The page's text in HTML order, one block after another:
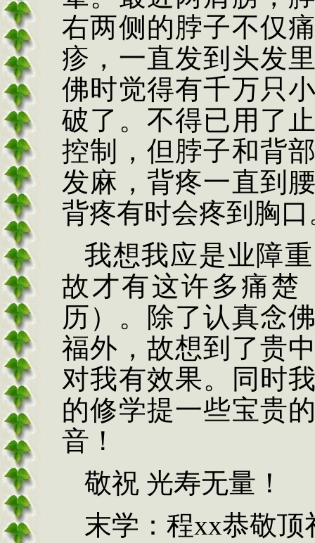
右两侧的脖子不仅
疹，一直发到头发
佛时觉得有千万只
破了。不得已用了
控制，但脖子和背
发麻，背疼一直到
背疼有时会疼到胸口
我想我应是业障
故才有这许多痛楚
历）。除了认真念
福外，故想到了贵
对我有效果。同时
的修学提一些宝贵
音！
敬祝 光寿无量！
末学：程xx恭敬顶